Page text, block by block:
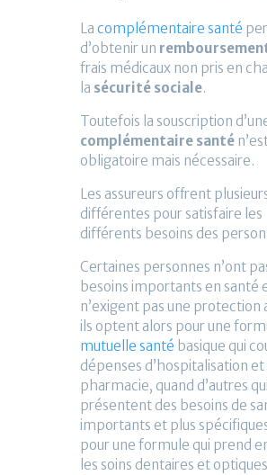
La complémentaire santé
d’obtenir un
frais médicaux non pris en
la sécurité sociale.
Toutefois la souscription
complémentaire santé
obligatoire mais nécessaire.
Les assureurs offrent
différentes pour satisfaire les
différents besoins des
Certaines personnes n’ont
besoins importants en santé
n’exigent pas une protection
ils optent alors pour une
mutuelle santé basique qui
dépenses d’hospitalisation et
pharmacie, quand d’autres qui
présentent des besoins de
importants et plus
pour une formule qui prend
les soins dentaires et optiques